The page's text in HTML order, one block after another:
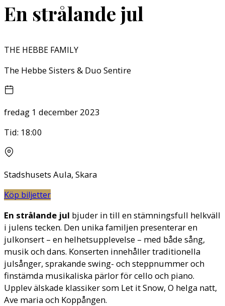
En strålande jul
THE HEBBE FAMILY
The Hebbe Sisters & Duo Sentire
fredag 1 december 2023
Tid: 18:00
Stadshusets Aula, Skara
Köp biljetter
En strålande jul bjuder in till en stämningsfull helkväll
i julens tecken. Den unika familjen presenterar en
julkonsert – en helhetsupplevelse – med både sång,
musik och dans. Konserten innehåller traditionella
julsånger, sprakande swing- och steppnummer och
finstämda musikaliska pärlor för cello och piano.
Upplev älskade klassiker som Let it Snow, O helga natt,
Ave maria och Koppången.